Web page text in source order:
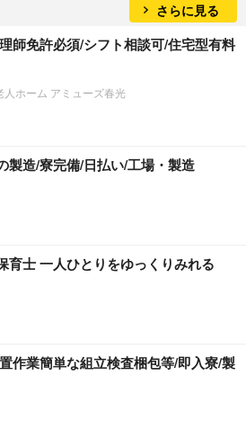
さらに見る
師免許必須/シフト相談可/住宅型有料
ホーム アミューズ春光
製造/寮完備/日払い/工場・製造
育士 一人ひとりをゆっくりみれる
作業簡単な組立検査梱包等/即入寮/製